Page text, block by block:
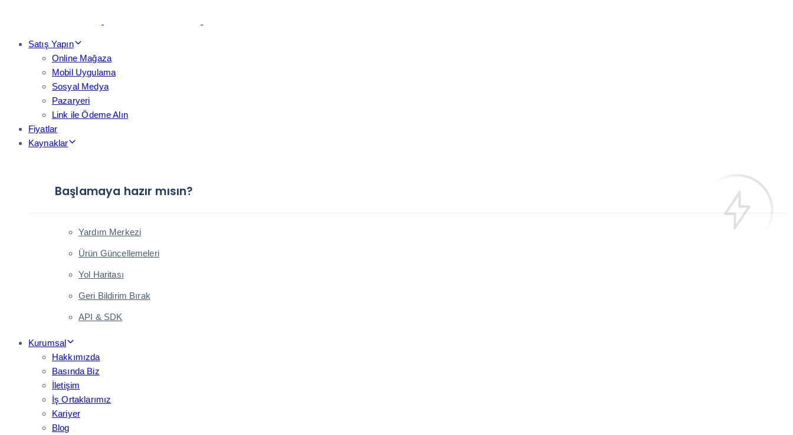
primarySatış Yapın
Online Mağaza
Mobil Uygulama
Sosyal Medya
Pazaryeri
Link ile Ödeme Alın
Fiyatlar
Kaynaklar
Başlamaya hazır mısın?
Yardım Merkezi
Ürün Güncellemeleri
Yol Haritası
Geri Bildirim Bırak
API & SDK
Kurumsal
Hakkımızda
Basında Biz
İletişim
İş Ortaklarımız
Kariyer
Blog